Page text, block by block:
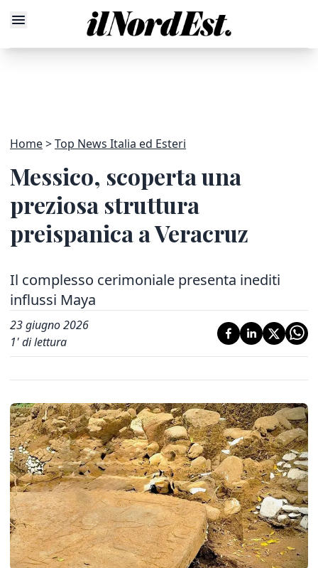
Home Top News Italia ed Esteri
Messico, scoperta una
preziosa struttura
preispanica a Veracruz
Il complesso cerimoniale presenta inediti
influssi Maya
23 giugno 2026
1' di lettura